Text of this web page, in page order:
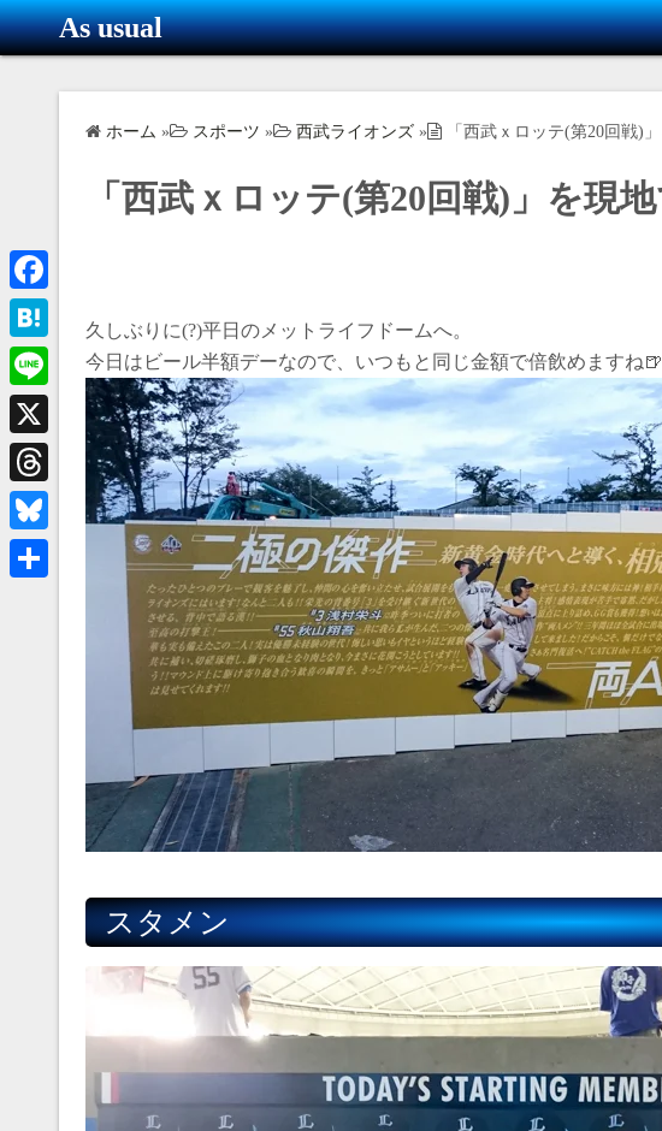
コ
ン
ッ
プ
As usual
ホーム » スポーツ » 西武ライオンズ » 「西武ｘロッテ(第20回戦)
「西武ｘロッテ(第20回戦)」を現
久しぶりに(?)平日のメットライフドームへ。
今日はビール半額デーなので、いつもと同じ金額で倍飲めますね🍺
スタメン
F
a
c
e
b
o
o
k
H
a
t
e
n
a
L
i
n
X
T
h
r
B